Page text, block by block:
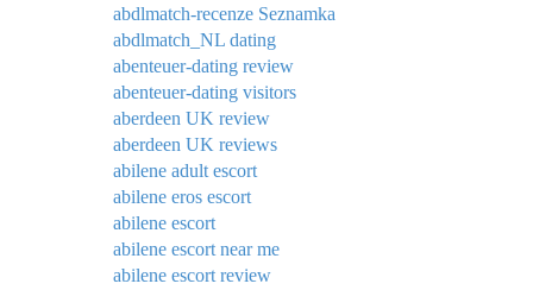
abdlmatch-recenze Seznamka
abdlmatch_NL dating
abenteuer-dating review
abenteuer-dating visitors
aberdeen UK review
aberdeen UK reviews
abilene adult escort
abilene eros escort
abilene escort
abilene escort near me
abilene escort review